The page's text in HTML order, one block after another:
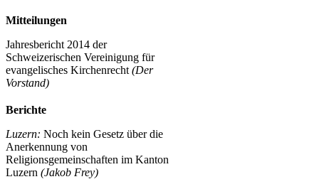
Mitteilungen
Jahresbericht 2014 der
Schweizerischen Vereinigung für
evangelisches Kirchenrecht (Der
Vorstand)
Berichte
Luzern: Noch kein Gesetz über die
Anerkennung von
Religionsgemeinschaften im Kanton
Luzern (Jakob Frey)